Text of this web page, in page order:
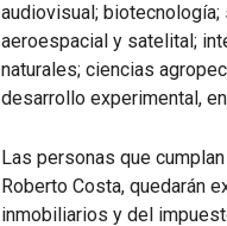
audiovisual;
aeroespacial y satelital;
naturales; ciencias
desarrollo experimental,
Las personas que
Roberto Costa, quedarán
inmobiliarios y del